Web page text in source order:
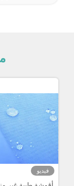
فيديو